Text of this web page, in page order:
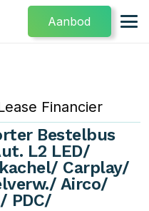
Aanbod
Financier
Bestelbus
L2 LED/
Carplay/
Airco/
PDC/